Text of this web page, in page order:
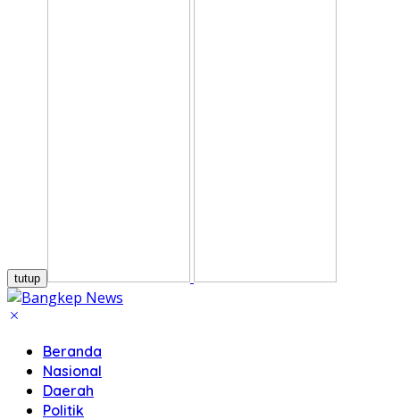
tutup
Beranda
Nasional
Daerah
Politik